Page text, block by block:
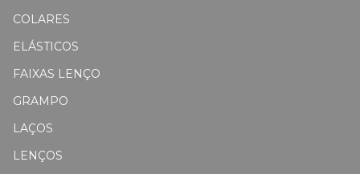
COLARES
ELÁSTICOS
FAIXAS LENÇO
GRAMPO
LAÇOS
LENÇOS